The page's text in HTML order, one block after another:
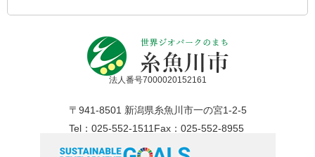
法人番号7000020152161
〒941-8501 新潟県糸魚川市一の宮1-2-5
Tel：025-552-1511 Fax：025-552-8955